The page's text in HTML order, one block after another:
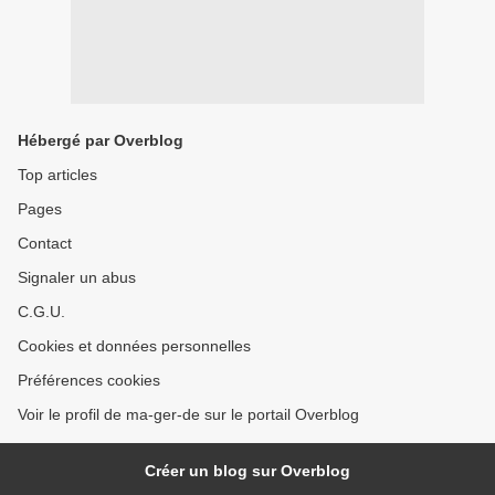
Hébergé par Overblog
Top articles
Pages
Contact
Signaler un abus
C.G.U.
Cookies et données personnelles
Préférences cookies
Voir le profil de ma-ger-de sur le portail Overblog
Créer un blog sur Overblog